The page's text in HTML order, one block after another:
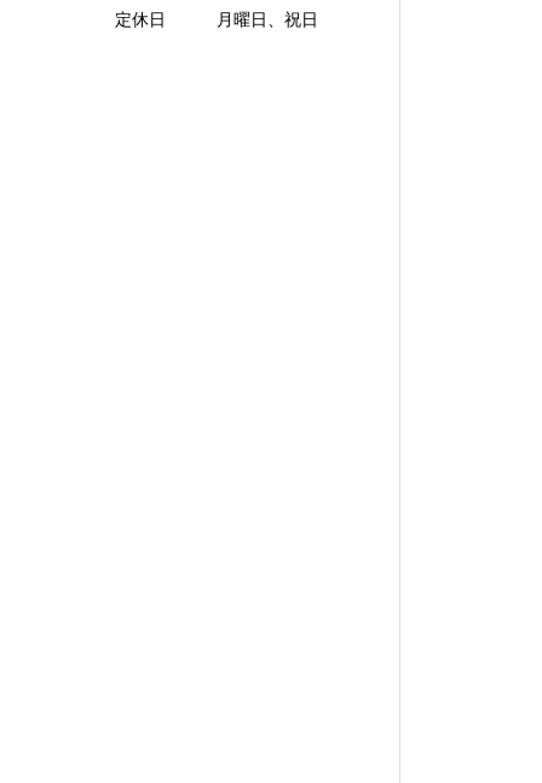
定休日 月曜日、祝日